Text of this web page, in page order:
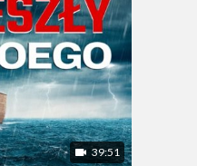
39:51